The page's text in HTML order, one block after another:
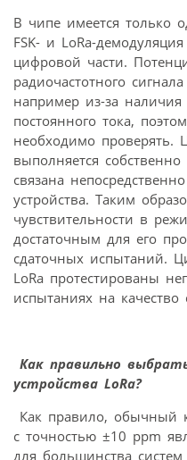
В чипе имеется только
FSK- и LoRa-
цифровой части.
радиочастотного
например из-за
постоянного тока,
необходимо проверять.
выполняется
связана
устройства. Таким
чувствительности в
достаточным для его
сдаточных испытаний.
LoRa протестированы
испытаниях на
Как правильно
устройства LoRa?
Как правило, обычный
с точностью ±10 ppm
для большинства